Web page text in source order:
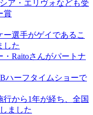
ア・エリヴォなども受
賞
選手がゲイであるこ
した
Raitoさんがパートナ
ハーフタイムショーで
行から1年が経ち、全国
ました